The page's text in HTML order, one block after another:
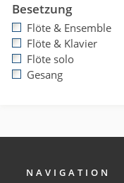
Besetzung
Flöte & Ensemble
Flöte & Klavier
Flöte solo
Gesang
NAVIGATION